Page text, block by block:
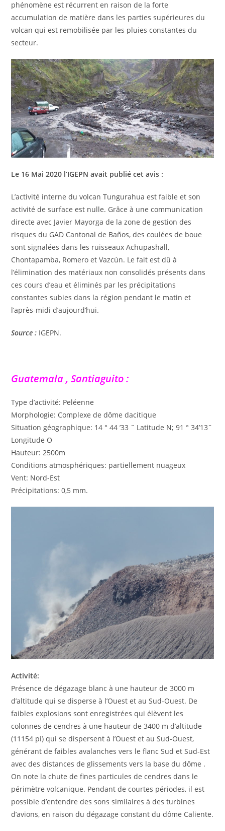
phénomène est récurrent en raison de la forte
accumulation de matière dans les parties supérieures du
volcan qui est remobilisée par les pluies constantes du
secteur.
Le 16 Mai 2020 l’IGEPN avait publié cet avis :
L’activité interne du volcan Tungurahua est faible et son
activité de surface est nulle. Grâce à une communication
directe avec Javier Mayorga de la zone de gestion des
risques du GAD Cantonal de Baños, des coulées de boue
sont signalées dans les ruisseaux Achupashall,
Chontapamba, Romero et Vazcún. Le fait est dû à
l’élimination des matériaux non consolidés présents dans
ces cours d’eau et éliminés par les précipitations
constantes subies dans la région pendant le matin et
l’après-midi d’aujourd’hui.
Source : IGEPN.
Guatemala , Santiaguito :
Type d’activité: Peléenne
Morphologie: Complexe de dôme dacitique
Situation géographique: 14 ° 44 ’33 ˝ Latitude N; 91 ° 34’13˝
Longitude O
Hauteur: 2500m
Conditions atmosphériques: partiellement nuageux
Vent: Nord-Est
Précipitations: 0,5 mm.
Activité:
Présence de dégazage blanc à une hauteur de 3000 m
d’altitude qui se disperse à l’Ouest et au Sud-Ouest. De
faibles explosions sont enregistrées qui élèvent les
colonnes de cendres à une hauteur de 3400 m d’altitude
(11154 pi) qui se dispersent à l’Ouest et au Sud-Ouest,
générant de faibles avalanches vers le flanc Sud et Sud-Est
avec des distances de glissements vers la base du dôme .
On note la chute de fines particules de cendres dans le
périmètre volcanique. Pendant de courtes périodes, il est
possible d’entendre des sons similaires à des turbines
d’avions, en raison du dégazage constant du dôme Caliente.